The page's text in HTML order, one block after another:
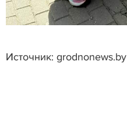
Источник: grodnonews.by